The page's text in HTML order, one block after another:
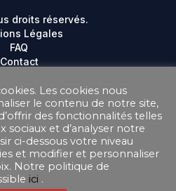
droits réservés.
Légales
FAQ
Contact
PERSONNELLES
DE VENTE ABONNEMENT
D’UTILISATION
Les cookies nous
le contenu de notre site,
des fonctionnalités telles
sociaux et d’analyser notre
ci-dessous votre niveau
et modifier et personnaliser
Notre politique de
ici .